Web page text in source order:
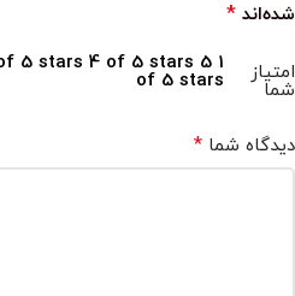
شده‌اند *
امتیاز
شما
1 of 5 stars
5 stars 4 of 5 stars 5
of 5 stars
دیدگاه شما *